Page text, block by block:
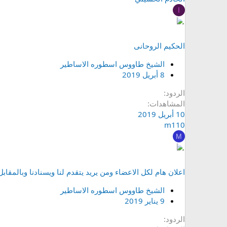
ا
الحكيم الروحانى
الشيخ طاووس اسطوره الاساطير
8 أبريل 2019
الردود
المشاهدات
10 أبريل 2019
m110
M
اعلان هام لكل الاعضاء ومن يريد يتقدم لنا ويسنادنا
الشيخ طاووس اسطوره الاساطير
9 يناير 2019
الردود